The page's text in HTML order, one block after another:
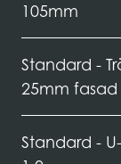
105mm
Standard -
25mm
Standard -